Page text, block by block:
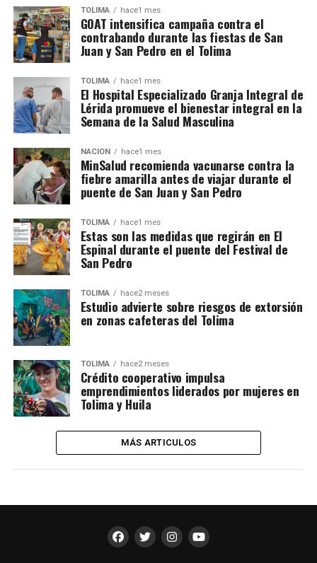
TOLIMA hace1 mes
GOAT intensifica campaña contra el
contrabando durante las fiestas de San
Juan y San Pedro en el Tolima
TOLIMA hace1 mes
El Hospital Especializado Granja Integral de
Lérida promueve el bienestar integral en la
Semana de la Salud Masculina
NACIÓN hace1 mes
MinSalud recomienda vacunarse contra la
fiebre amarilla antes de viajar durante el
puente de San Juan y San Pedro
TOLIMA hace1 mes
Estas son las medidas que regirán en El
Espinal durante el puente del Festival de
San Pedro
TOLIMA hace2 meses
Estudio advierte sobre riesgos de extorsión
en zonas cafeteras del Tolima
TOLIMA hace2 meses
Crédito cooperativo impulsa
emprendimientos liderados por mujeres en
Tolima y Huila
MÁS ARTICULOS